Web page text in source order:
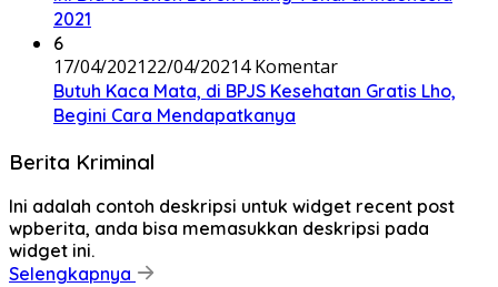
2021
6
17/04/202122/04/20214 Komentar
Butuh Kaca Mata, di BPJS Kesehatan Gratis Lho,
Begini Cara Mendapatkanya
Berita Kriminal
Ini adalah contoh deskripsi untuk widget recent post
wpberita, anda bisa memasukkan deskripsi pada
widget ini.
Selengkapnya